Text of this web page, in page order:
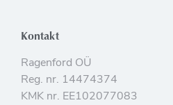
Kontakt
Ragenford OÜ
Reg. nr. 14474374
KMK nr. EE102077083